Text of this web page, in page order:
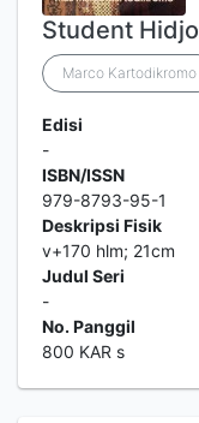
Student Hidjo
Marco Kartodikromo
Edisi
-
ISBN/ISSN
979-8793-95-1
Deskripsi Fisik
v+170 hlm; 21cm
Judul Seri
-
No. Panggil
800 KAR s